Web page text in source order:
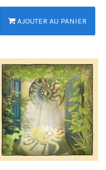
AJOUTER AU PANIER